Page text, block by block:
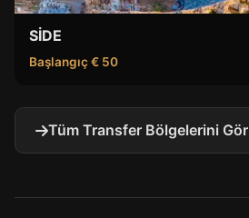
SİDE
Başlangıç € 50
Tüm Transfer Bölgelerini Gör